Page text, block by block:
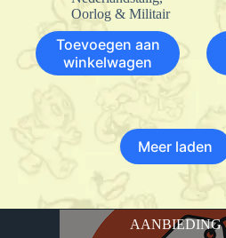
Oorlog & Militair
Toevoegen aan
winkelwagen
Meer laden
AANBIEDING